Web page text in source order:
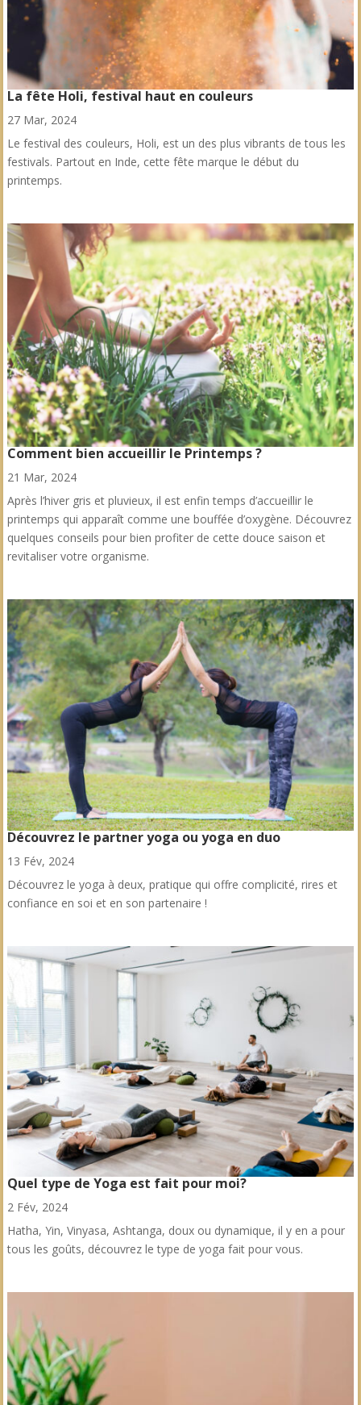
La fête Holi, festival haut en couleurs
27 Mar, 2024
Le festival des couleurs, Holi, est un des plus vibrants de tous les
festivals. Partout en Inde, cette fête marque le début du
printemps.
Comment bien accueillir le Printemps ?
21 Mar, 2024
Après l’hiver gris et pluvieux, il est enfin temps d’accueillir le
printemps qui apparaît comme une bouffée d’oxygène. Découvrez
quelques conseils pour bien profiter de cette douce saison et
revitaliser votre organisme.
Découvrez le partner yoga ou yoga en duo
13 Fév, 2024
Découvrez le yoga à deux, pratique qui offre complicité, rires et
confiance en soi et en son partenaire !
Quel type de Yoga est fait pour moi?
2 Fév, 2024
Hatha, Yin, Vinyasa, Ashtanga, doux ou dynamique, il y en a pour
tous les goûts, découvrez le type de yoga fait pour vous.